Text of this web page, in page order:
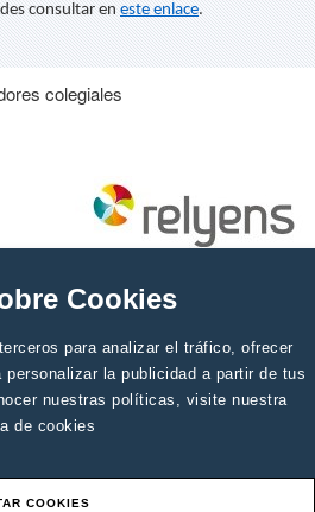
Cookies
para analizar el tráfico, ofrecer
la publicidad a partir de tus
nuestras políticas, visite nuestra
de cookies
COOKIES
consultar en este enlace.
colegiales